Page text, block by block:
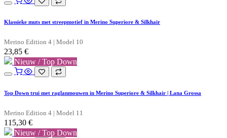
Klassieke muts met streepmotief in Merino Superiore & Silkhair
Merino Edition 4 | Model 10
23,85 €
Nieuw / Top Down
Top Down trui met raglanmouwen in Merino Superiore & Silkhair | Lana Grossa
Merino Edition 4 | Model 11
115,30 €
Nieuw / Top Down